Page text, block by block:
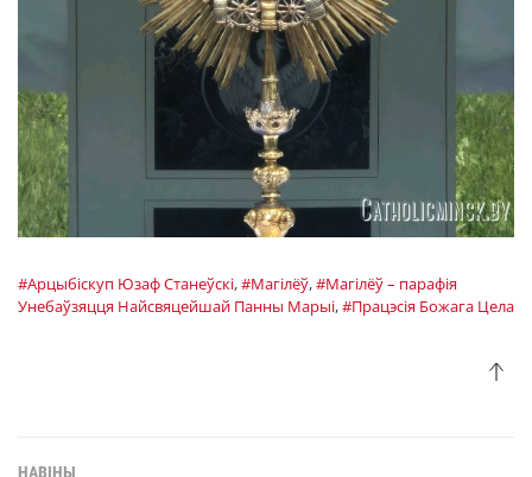
#Арцыбiскуп Юзаф Станеўскі,#Магілёў,#Магілёў – парафія
Унебаўзяцця Найсвяцейшай Панны Марыі,#Працэсія Божага Цела
НАВІНЫ